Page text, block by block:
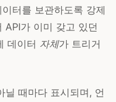
터를 보관하도록 강제
API가 이미 갖고 있던
데이터 자체가 트리거
닐 때마다 표시되며, 언